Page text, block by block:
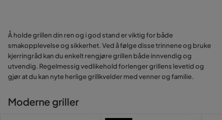
Å holde grillen din ren og i god stand er viktig for både
smakopplevelse og sikkerhet. Ved å følge disse trinnene og bruke
kjerringråd kan du enkelt rengjøre grillen både innvendig og
utvendig. Regelmessig vedlikehold forlenger grillens levetid og
gjør at du kan nyte herlige grillkvelder med venner og familie.
Moderne griller